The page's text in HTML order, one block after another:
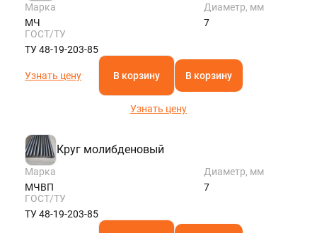
Марка
МЧ
Диаметр, мм
7
ГОСТ/ТУ
ТУ 48-19-203-85
Узнать цену В корзину В корзину
Узнать цену
Круг молибденовый
Марка
МЧВП
Диаметр, мм
7
ГОСТ/ТУ
ТУ 48-19-203-85